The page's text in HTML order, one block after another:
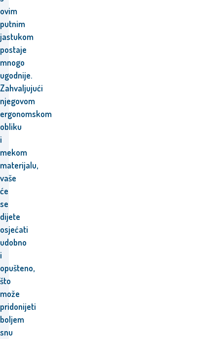
ovim
putnim
jastukom
postaje
mnogo
ugodnije.
Zahvaljujući
njegovom
ergonomskom
obliku
i
mekom
materijalu,
vaše
će
se
dijete
osjećati
udobno
i
opušteno,
što
može
pridonijeti
boljem
snu